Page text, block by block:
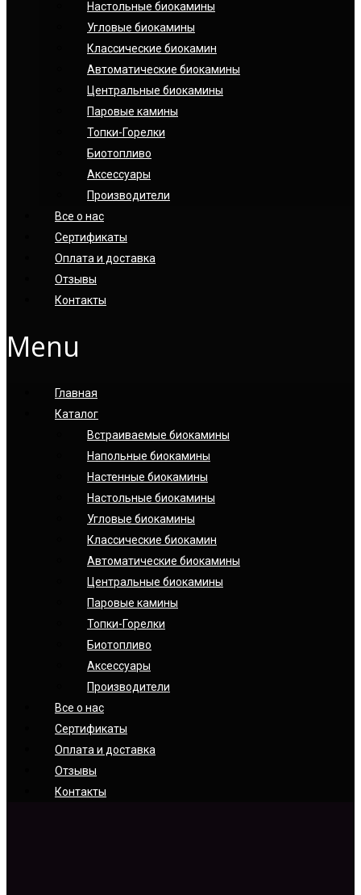
Настoльные биокамины
Угловые биокамины
Классические биокамин
Автоматические биокамины
Центральные биокамины
Паровые камины
Топки-Горелки
Биотопливо
Аксессуары
Производители
Все о нас
Сертификаты
Оплата и доставка
Отзывы
Контакты
Menu
Главная
Каталог
Встраиваемые биокамины
Напольные биокамины
Настенные биокамины
Настoльные биокамины
Угловые биокамины
Классические биокамин
Автоматические биокамины
Центральные биокамины
Паровые камины
Топки-Горелки
Биотопливо
Аксессуары
Производители
Все о нас
Сертификаты
Оплата и доставка
Отзывы
Контакты